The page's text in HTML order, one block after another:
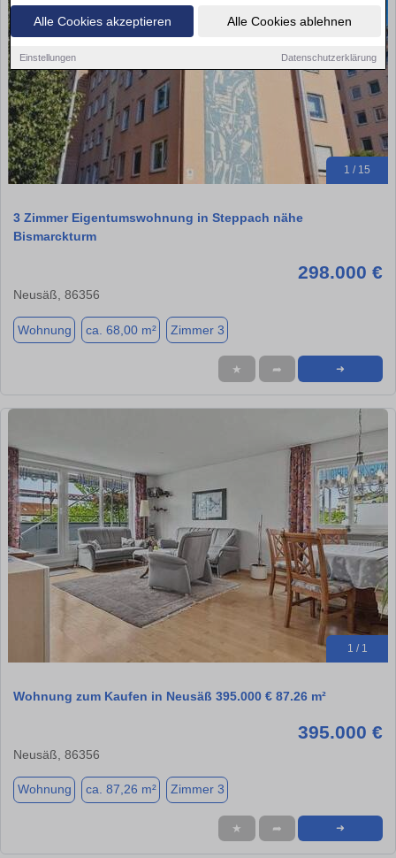
Alle Cookies akzeptieren Alle Cookies ablehnen
Einstellungen Datenschutzerklärung
1 / 15
3 Zimmer Eigentumswohnung in Steppach nähe
Bismarckturm
298.000 €
Neusäß, 86356
Wohnung ca. 68,00 m² Zimmer 3
★ ➦ ➜
1 / 1
Wohnung zum Kaufen in Neusäß 395.000 € 87.26 m²
395.000 €
Neusäß, 86356
Wohnung ca. 87,26 m² Zimmer 3
★ ➦ ➜